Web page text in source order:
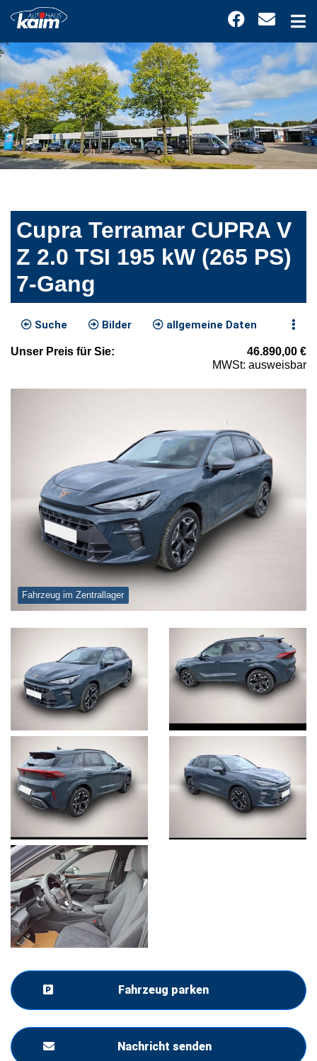
Cupra Terramar CUPRA V
Z 2.0 TSI 195 kW (265 PS)
7-Gang
Suche Bilder allgemeine Daten
Unser Preis für Sie: 46.890,00 €
MWSt: ausweisbar
Fahrzeug im Zentrallager
Fahrzeug parken
Nachricht senden